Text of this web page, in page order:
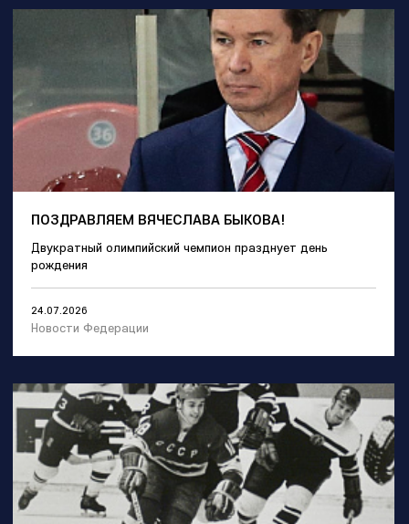
ПОЗДРАВЛЯЕМ ВЯЧЕСЛАВА БЫКОВА!
Двукратный олимпийский чемпион празднует день
рождения
24.07.2026
Новости Федерации